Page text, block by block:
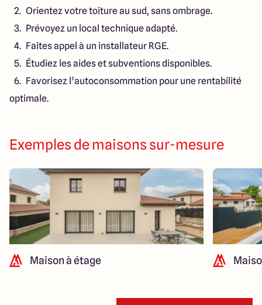
Orientez votre toiture au sud, sans ombrage.
Prévoyez un local technique adapté.
Faites appel à un installateur RGE.
Étudiez les aides et subventions disponibles.
Favorisez l’autoconsommation pour une rentabilité
optimale.
Exemples de maisons sur-mesure
Maison à étage